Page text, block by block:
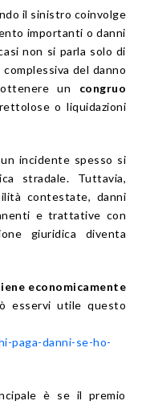
il sinistro coinvolge
importanti o danni
non si parla solo di
del danno
un congruo
o liquidazioni
incidente spesso si
stradale. Tuttavia,
contestate, danni
e trattative con
giuridica diventa
economicamente
esservi utile questo
paga-danni-se-ho-
è se il premio